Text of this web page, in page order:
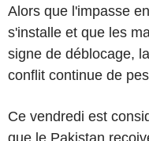
Alors que l'impasse
s'installe et que les
signe de déblocage,
conflit continue de
Ce vendredi est
que le Pakistan